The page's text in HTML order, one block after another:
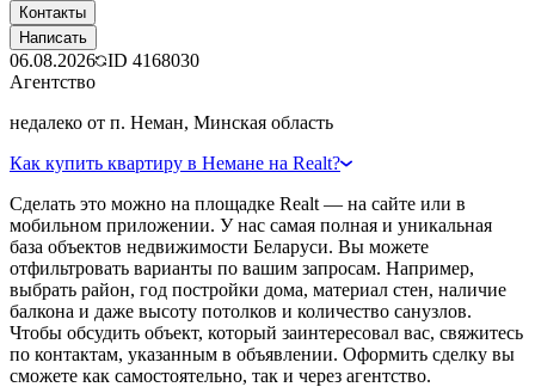
Контакты
Написать
06.08.2026 ID 4168030
Агентство
недалеко от п. Неман, Минская область
Как купить квартиру в Немане на Realt?
Сделать это можно на площадке Realt — на сайте или в
мобильном приложении. У нас самая полная и уникальная
база объектов недвижимости Беларуси. Вы можете
отфильтровать варианты по вашим запросам. Например,
выбрать район, год постройки дома, материал стен, наличие
балкона и даже высоту потолков и количество санузлов.
Чтобы обсудить объект, который заинтересовал вас, свяжитесь
по контактам, указанным в объявлении. Оформить сделку вы
сможете как самостоятельно, так и через агентство.